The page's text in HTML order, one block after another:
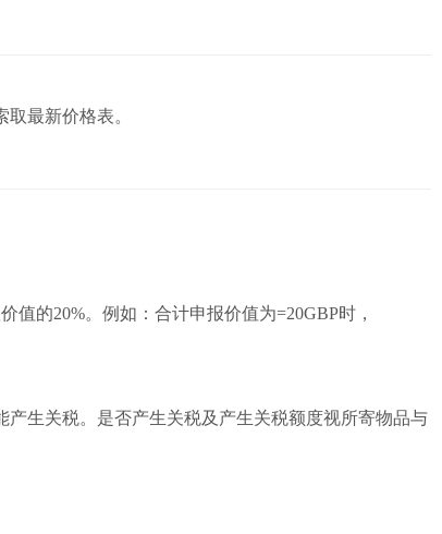
最新价格表。
的20%。例如：合计申报价值为=20GBP时，
生关税。是否产生关税及产生关税额度视所寄物品与